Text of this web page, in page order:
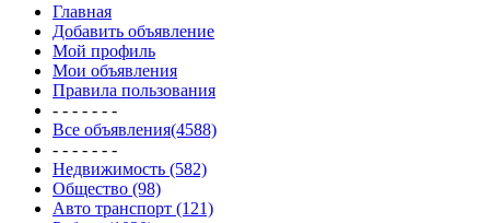
Главная
Добавить объявление
Мой профиль
Мои объявления
Правила пользования
- - - - - - -
Все объявления(4588)
- - - - - - -
Недвижимость (582)
Общество (98)
Авто транспорт (121)